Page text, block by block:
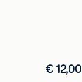
€ 12,00